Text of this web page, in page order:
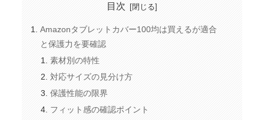
目次
Amazonタブレットカバー100均は買えるが適合
と保護力を要確認
素材別の特性
対応サイズの見分け方
保護性能の限界
フィット感の確認ポイント